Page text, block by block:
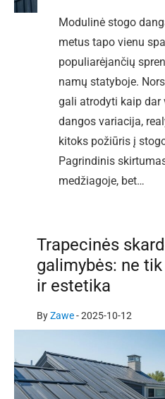
Modulinė stogo
metus tapo vienu
populiarėjančių
namų statyboje.
gali atrodyti kaip dar
dangos variacija,
kitoks požiūris į
Pagrindinis
medžiagoje, bet…
Trapecinės
galimybės: ne
ir estetika
ByZawe-2025-10-12